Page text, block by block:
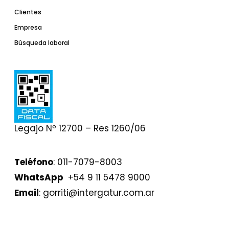
Clientes
Empresa
Búsqueda laboral
Legajo Nº 12700 – Res 1260/06
Teléfono: 011-7079-8003
WhatsApp +54 9 11 5478 9000⁣⁣⁣⁣⁣⁣⁣⁣⁣⁣
Email: gorriti@intergatur.com.ar